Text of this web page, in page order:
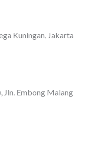
Kuningan, Jakarta
Jln. Embong Malang